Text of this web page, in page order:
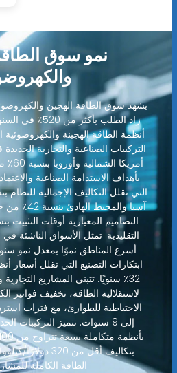
نمو سوق
يشهد سوق الطاقة الهجين
زاد الطلب بأكثر
التركيبات الصناعية والتجارية
بأهداف الاستدامة الصناعية
آسيا
التقليدية. تمثل الأسواق الناشئة
ابتكارات التصنيع التي تقلل أسعار
32٪ سنويًا. تتبنى المشاريع
لاستقلالية الطاقة، تخفيف فواتير
إلى 9 سنوات. تتميز التركيبات
بتكاليف أقل من
الطاقة الكاملة للمشاريع الصناعية.